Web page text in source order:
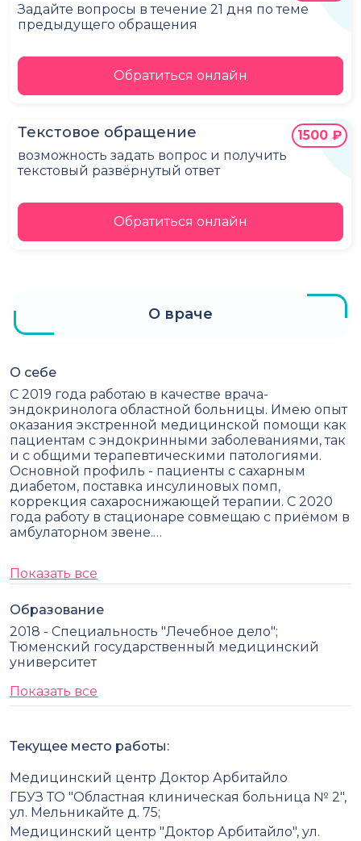
Задайте вопросы в течение 21 дня по теме
предыдущего обращения
Обратиться онлайн
Текстовое обращение
возможность задать вопрос и получить
текстовый развёрнутый ответ
1500 ₽
Обратиться онлайн
О враче
О себе
С 2019 года работаю в качестве врача-
эндокринолога областной больницы. Имею опыт
оказания экстренной медицинской помощи как
пациентам с эндокринными заболеваниями, так
и с общими терапевтическими патологиями.
Основной профиль - пациенты с сахарным
диабетом, поставка инсулиновых помп,
коррекция сахароснижающей терапии. С 2020
года работу в стационаре совмещаю с приёмом в
амбулаторном звене.…
Показать все
Образование
2018 - Специальность "Лечебное дело";
Тюменский государственный медицинский
университет
Показать все
Текущее место работы:
Медицинский центр Доктор Арбитайло
ГБУЗ ТО "Областная клиническая больница № 2",
ул. Мельникайте д. 75;
Медицинский центр "Доктор Арбитайло", ул.